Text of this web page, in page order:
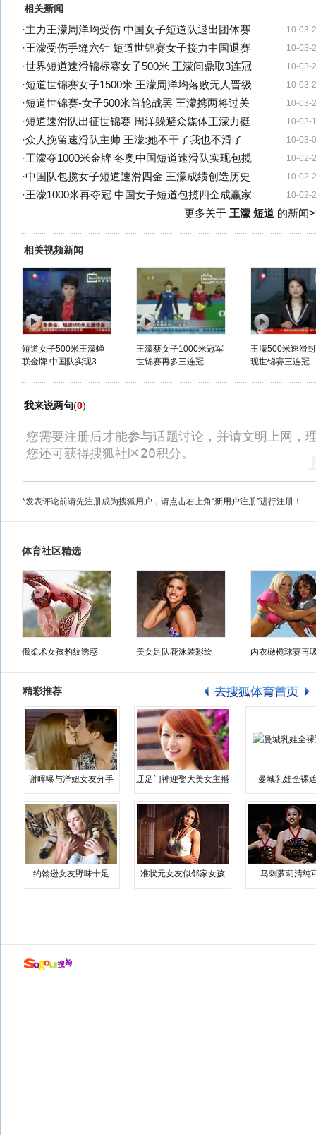
相关新闻
10-03-
·主力王濛周洋均受伤 中国女子短道队退出团体赛
10-03-
·王濛受伤手缝六针 短道世锦赛女子接力中国退赛
10-03-
·世界短道速滑锦标赛女子500米 王濛问鼎取3连冠
10-03-
·短道世锦赛女子1500米 王濛周洋均落败无人晋级
10-03-
·短道世锦赛-女子500米首轮战罢 王濛携两将过关
10-03-
·短道速滑队出征世锦赛 周洋躲避众媒体王濛力挺
10-03-
·众人挽留速滑队主帅 王濛:她不干了我也不滑了
10-02-
·王濛夺1000米金牌 冬奥中国短道速滑队实现包揽
10-02-
·中国队包揽女子短道速滑四金 王濛成绩创造历史
10-02-
·王濛1000米再夺冠 中国女子短道包揽四金成赢家
更多关于 王濛 短道的新闻
相关视频新闻
短道女子500米王濛蝉
联金牌 中国队实现3..
王濛获女子1000米冠军
世锦赛再多三连冠
王濛500米速滑
现世锦赛三连冠
我来说两句(0)
*发表评论前请先注册成为搜狐用户，请点击右上角“新用户注册”进行注册！
体育社区精选
俄柔术女孩豹纹诱惑 美女足队花泳装彩绘 内衣橄榄球赛再
精彩推荐
谢晖曝与洋妞女友分手 辽足门神迎娶大美女主播 曼城乳娃全裸
约翰逊女友野味十足 准状元女友似邻家女孩 马刺萝莉清纯